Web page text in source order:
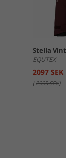
Stella
EQUTEX
2097 SEK
(2995 SEK)